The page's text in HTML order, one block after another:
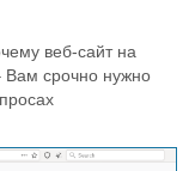
веб-сайт на
Вам срочно нужно